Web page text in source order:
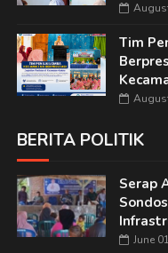
Tim
BERITA POLITIK
Serap
June